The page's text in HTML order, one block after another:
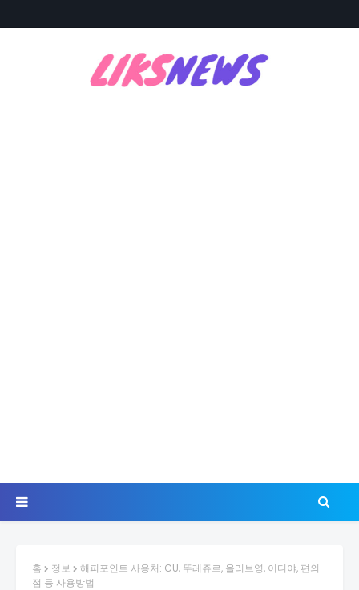
홈 정보
해피포인트 사용처: CU, 뚜레쥬르, 올리브영, 이디야, 편의
점 등 사용방법